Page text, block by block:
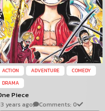
ACTION ADVENTURE
COMEDY
DRAMA
Piece
3 years ago Comments: 0